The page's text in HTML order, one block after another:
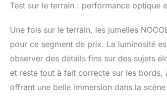
Test sur le terrain : performance optique
Une fois sur le terrain, les jumelles
pour ce segment de prix. La luminosité
observer des détails fins sur des sujets
et reste tout à fait correcte sur les
offrant une belle immersion dans la